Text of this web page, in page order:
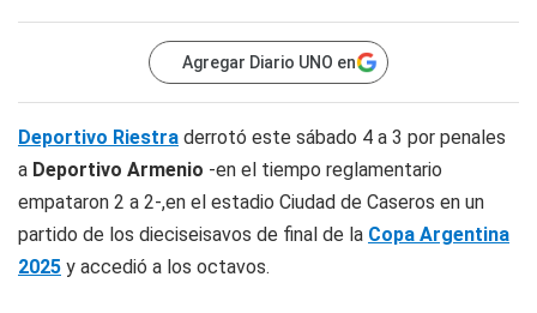
Agregar Diario UNO en
Deportivo Riestra derrotó este sábado 4 a 3 por penales
a Deportivo Armenio -en el tiempo reglamentario
empataron 2 a 2-,en el estadio Ciudad de Caseros en un
partido de los dieciseisavos de final de la Copa Argentina
2025 y accedió a los octavos.